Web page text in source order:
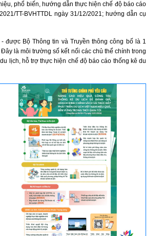
phổ biến, hướng dẫn thực hiện chế độ báo cáo
TT-BVHTTDL ngày 31/12/2021; hướng dẫn cụ
- được Bộ Thông tin và Truyền thông công bố là 1
là môi trường số kết nối các chủ thể chính trong
lịch, hỗ trợ thực hiện chế độ báo cáo thống kê du